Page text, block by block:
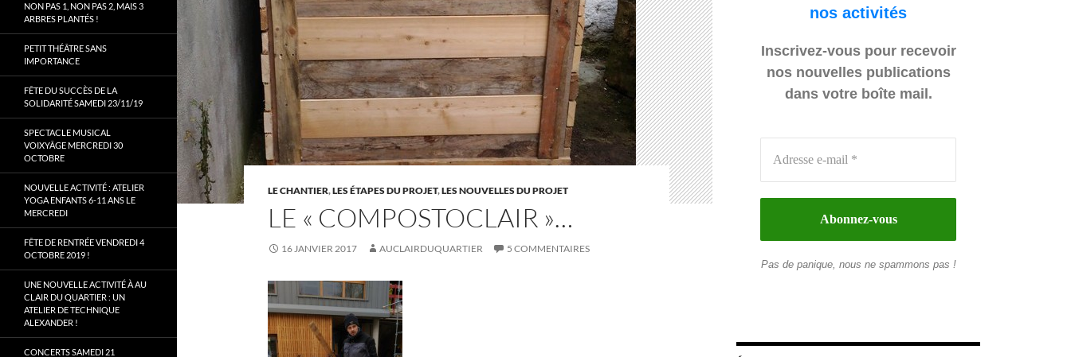
LE CHANTIER,LES ÉTAPES DU PROJET,LES NOUVELLES DU PROJET
LE « COMPOSTOCLAIR »…
16 JANVIER 2017 AUCLAIRDUQUARTIER 5 COMMENTAIRES
nos activités
Inscrivez-vous pour recevoir
nos nouvelles publications
dans votre boîte mail.
Pas de panique, nous ne spammons pas !
NON PAS 1, NON PAS 2, MAIS 3
ARBRES PLANTÉS !
PETIT THÉÂTRE SANS
IMPORTANCE
FÊTE DU SUCCÈS DE LA
SOLIDARITÉ SAMEDI 23/11/19
SPECTACLE MUSICAL
VOIXYÂGE MERCREDI 30
OCTOBRE
NOUVELLE ACTIVITÉ : ATELIER
YOGA ENFANTS 6-11 ANS LE
MERCREDI
FÊTE DE RENTRÉE VENDREDI 4
OCTOBRE 2019 !
UNE NOUVELLE ACTIVITÉ À AU
CLAIR DU QUARTIER : UN
ATELIER DE TECHNIQUE
ALEXANDER !
CONCERTS SAMEDI 21